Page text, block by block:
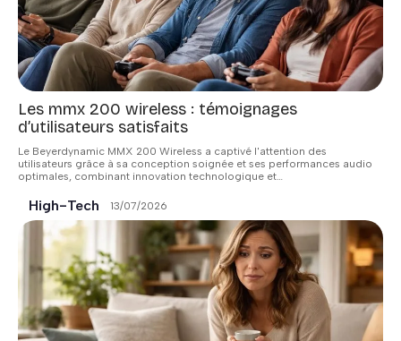
Les mmx 200 wireless : témoignages
d’utilisateurs satisfaits
Le Beyerdynamic MMX 200 Wireless a captivé l'attention des
utilisateurs grâce à sa conception soignée et ses performances audio
optimales, combinant innovation technologique et…
High-Tech 13/07/2026